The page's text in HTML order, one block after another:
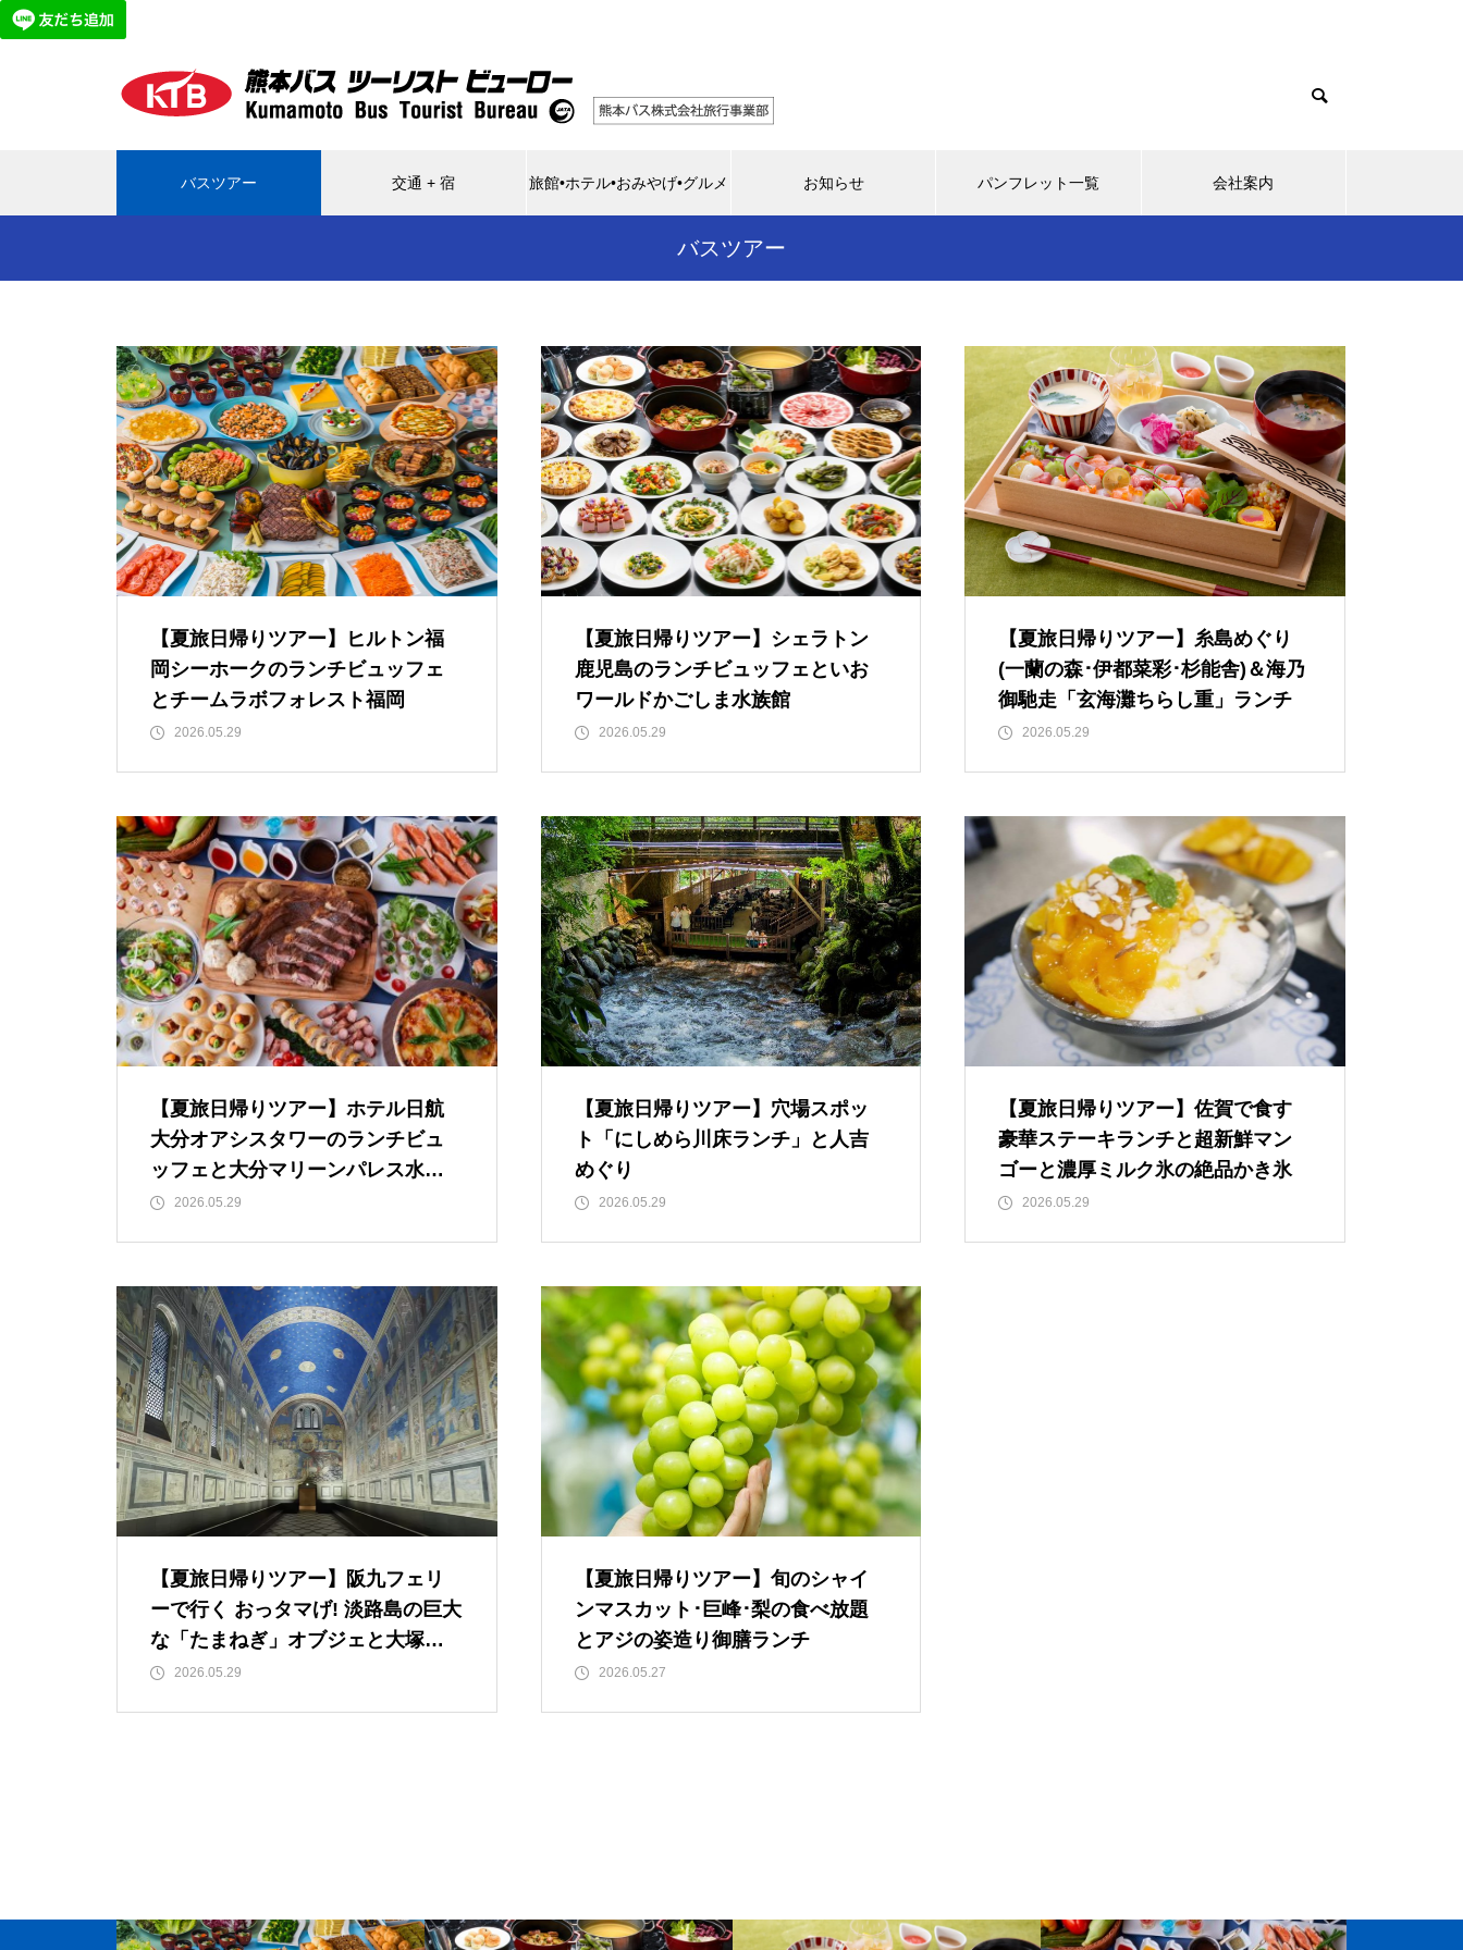
バスツアー 交通 + 宿 旅館•ホテル•おみやげ•グルメ お知らせ パンフレット一覧 会社案内
バスツアー
【夏旅日帰りツアー】ヒルトン福
岡シーホークのランチビュッフェ
とチームラボフォレスト福岡
2026.05.29
【夏旅日帰りツアー】シェラトン
鹿児島のランチビュッフェといお
ワールドかごしま水族館
2026.05.29
【夏旅日帰りツアー】糸島めぐり
(一蘭の森･伊都菜彩･杉能舎)＆海乃
御馳走「玄海灘ちらし重」ランチ
2026.05.29
【夏旅日帰りツアー】ホテル日航
大分オアシスタワーのランチビュ
ッフェと大分マリーンパレス水族
館「うみたまご」
2026.05.29
【夏旅日帰りツアー】穴場スポッ
ト「にしめら川床ランチ」と人吉
めぐり
2026.05.29
【夏旅日帰りツアー】佐賀で食す
豪華ステーキランチと超新鮮マン
ゴーと濃厚ミルク氷の絶品かき氷
2026.05.29
【夏旅日帰りツアー】阪九フェリ
ーで行く おっタマげ! 淡路島の巨大
な「たまねぎ」オブジェと大塚国
際美術館 2泊3日
2026.05.29
【夏旅日帰りツアー】旬のシャイ
ンマスカット･巨峰･梨の食べ放題
とアジの姿造り御膳ランチ
2026.05.27